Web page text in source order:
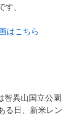
。
はこちら
智異山国立公園
る日、新米レン